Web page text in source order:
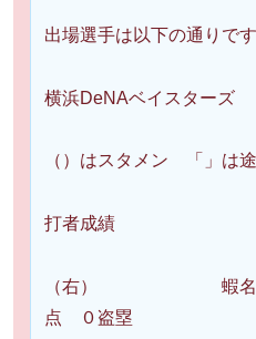
出場選手は以下の通りです
横浜DeNAベイスターズ
（）はスタメン 「」は
打者成績
（右） 蝦名 ４
点 ０盗塁